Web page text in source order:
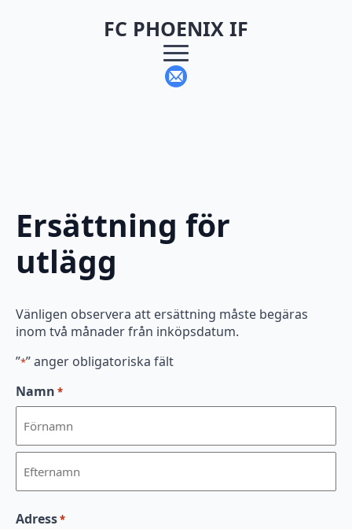
FC PHOENIX IF
Ersättning för
utlägg
Vänligen observera att ersättning måste begäras
inom två månader från inköpsdatum.
”*” anger obligatoriska fält
Namn *
Förnamn
Adress*